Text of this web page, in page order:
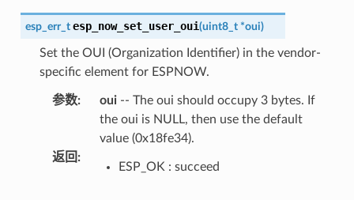
esp_err_t esp_now_set_user_oui(uint8_t *oui)
Set the OUI (Organization Identifier) in the vendor-
specific element for ESPNOW.
参数: oui-- The oui should occupy 3 bytes. If
the oui is NULL, then use the default
value (0x18fe34).
返回 :
ESP_OK : succeed